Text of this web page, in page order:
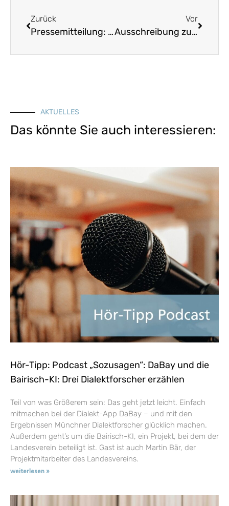
Zurück
Pressemitteilung: Landesverein für Heimatpflege lobt Jugendpreise mit insgesamt 11.500 Euro aus
Vor
Ausschreibung zum Bürgerpreis 2021: Ehrenamtliches Engagement im Stiftungswesen gesucht
AKTUELLES
Das könnte Sie auch interessieren:
Hör-Tipp: Podcast „Sozusagen“: DaBay und die
Bairisch-KI: Drei Dialektforscher erzählen
Teil von was Größerem sein: Das geht jetzt leicht. Einfach
mitmachen bei der Dialekt-App DaBay – und mit den
Ergebnissen Münchner Dialektforscher glücklich machen.
Außerdem geht’s um die Bairisch-KI, ein Projekt, bei dem der
Landesverein beteiligt ist. Gast ist auch Martin Bär, der
Projektmitarbeiter des Landesvereins.
weiterlesen »